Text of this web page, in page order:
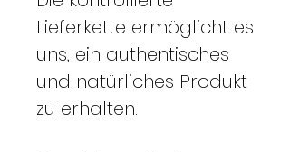
Lieferkette ermöglicht es
uns, ein authentisches
und natürliches Produkt
zu erhalten.